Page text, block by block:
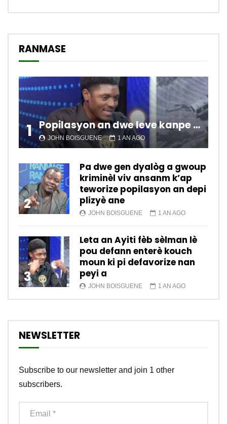
RANMASE
1 Popilasyon an dwe leve kanpe pou chanje sitiyasyon kawotik l’ap viv nan peyi a.
JOHN BOISGUENE 1 AN AGO
2
Pa dwe gen dyalòg a gwoup
kriminèl viv ansanm k’ap
teworize popilasyon an depi
plizyè ane
JOHN BOISGUENE 1 AN AGO
3
Leta an Ayiti fèb sèlman lè
pou defann enterè kouch
moun ki pi defavorize nan
peyi a
JOHN BOISGUENE 1 AN AGO
NEWSLETTER
Subscribe to our newsletter and join 1 other
subscribers.